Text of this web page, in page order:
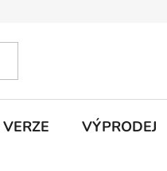
Podmínky ochrany
VÝPRODEJ